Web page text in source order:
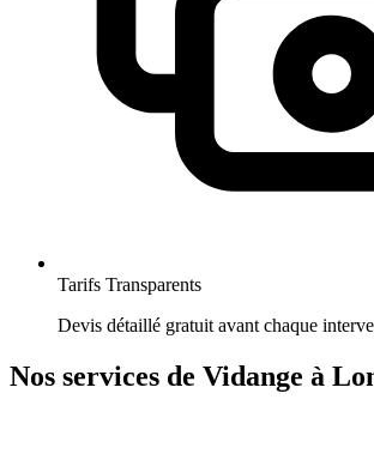
Tarifs Transparents
Devis détaillé gratuit avant chaque
Nos services de Vidange à